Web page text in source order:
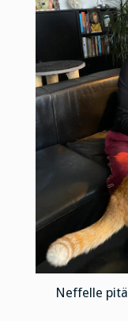
Neffelle